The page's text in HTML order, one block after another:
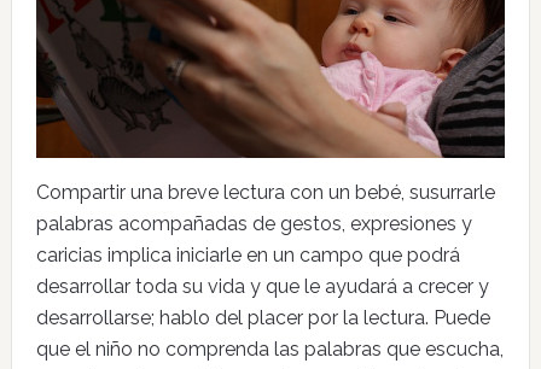
Compartir una breve lectura con un bebé, susurrarle
palabras acompañadas de gestos, expresiones y
caricias implica iniciarle en un campo que podrá
desarrollar toda su vida y que le ayudará a crecer y
desarrollarse; hablo del placer por la lectura. Puede
que el niño no comprenda las palabras que escucha,